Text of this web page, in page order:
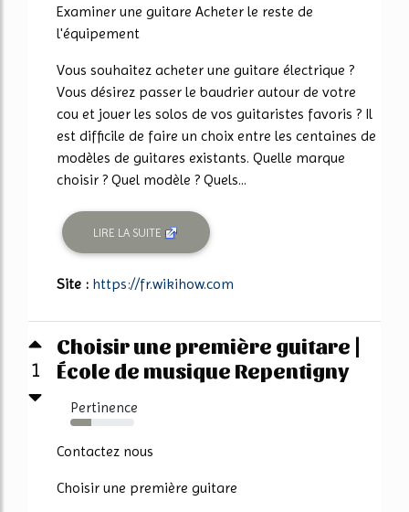
Examiner une guitare Acheter le reste de
l'équipement
Vous souhaitez acheter une guitare électrique ?
Vous désirez passer le baudrier autour de votre
cou et jouer les solos de vos guitaristes favoris ? Il
est difficile de faire un choix entre les centaines de
modèles de guitares existants. Quelle marque
choisir ? Quel modèle ? Quels...
LIRE LA SUITE
Site : https://fr.wikihow.com
1
Choisir une première guitare |
École de musique Repentigny
Pertinence
33%
Contactez nous
Choisir une première guitare